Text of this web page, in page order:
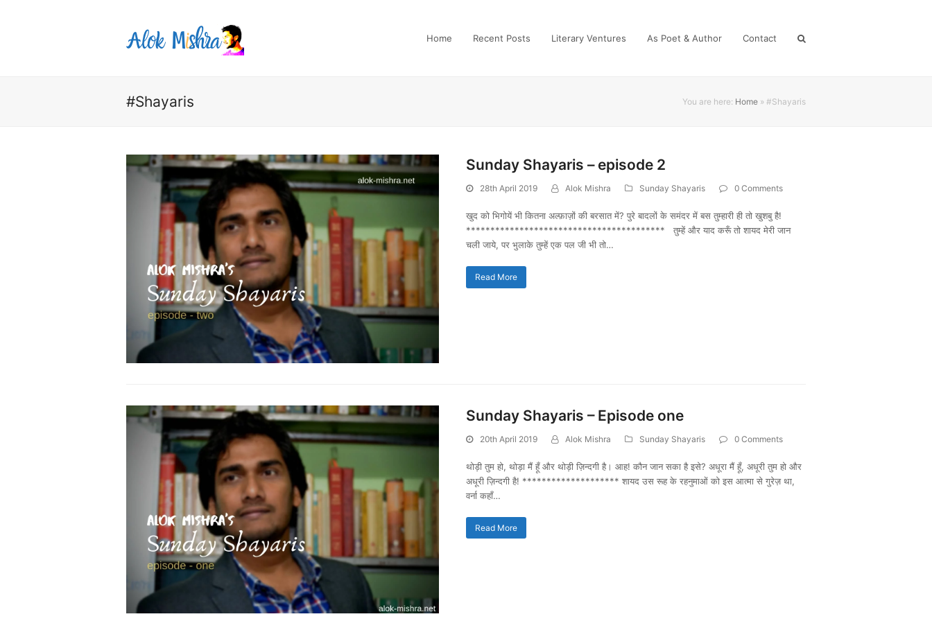
Home Recent Posts Literary Ventures As Poet & Author Contact
#Shayaris You are here: Home » #Shayaris
Sunday Shayaris – episode 2
28th April 2019 Alok Mishra Sunday Shayaris 0 Comments
खुद को भिगोयें भी कितना अल्फ़ाज़ों की बरसात में? पुरे बादलों के समंदर में बस तुम्हारी ही तो खुशबु है!
***************************************** तुम्हें और याद करूँ तो शायद मेरी जान
चली जाये, पर भुलाके तुम्हें एक पल जी भी तो…
Read More
Sunday Shayaris – Episode one
20th April 2019 Alok Mishra Sunday Shayaris 0 Comments
थोड़ी तुम हो, थोड़ा मैं हूँ और थोड़ी ज़िन्दगी है। आह! कौन जान सका है इसे? अधूरा मैं हूँ, अधूरी तुम हो और
अधूरी ज़िन्दगी है! ******************** शायद उस रूह के रहनुमाओं को इस आत्मा से गुरेज़ था,
वर्ना कहाँ…
Read More